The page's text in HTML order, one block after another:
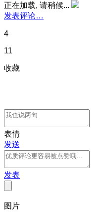
正在加载, 请稍候...
发表评论…
4
11
收藏
表情
发送
发表
图片